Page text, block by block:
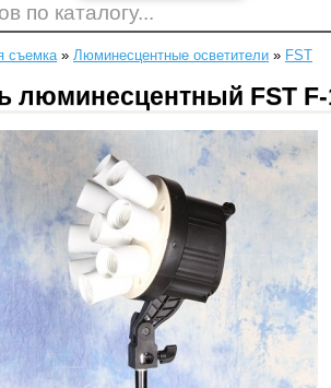
съемка» Люминесцентные осветители » FST
люминесцентный FST
по каталогу...